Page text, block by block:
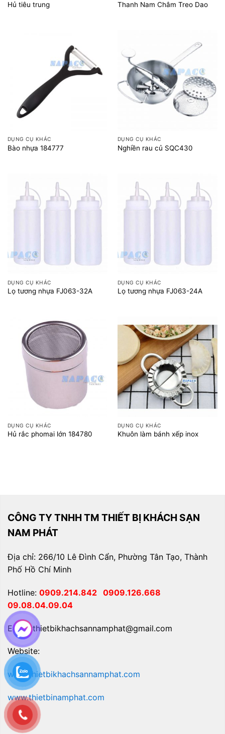
Hủ tiêu trung Thanh Nam Châm Treo Dao
DỤNG CỤ KHÁC
Bào nhựa 184777
DỤNG CỤ KHÁC
Nghiền rau củ SQC430
DỤNG CỤ KHÁC
Lọ tương nhựa FJ063-32A
DỤNG CỤ KHÁC
Lọ tương nhựa FJ063-24A
DỤNG CỤ KHÁC
Hủ rắc phomai lớn 184780
DỤNG CỤ KHÁC
Khuôn làm bánh xếp inox
CÔNG TY TNHH TM THIẾT BỊ KHÁCH SẠN
NAM PHÁT
Địa chỉ: 266/10 Lê Đình Cẩn, Phường Tân Tạo, Thành
Phố Hồ Chí Minh
Hotline: 0909.214.842 0909.126.668
09.08.04.09.04
Email: thietbikhachsannamphat@gmail.com
Website:
www.thietbikhachsannamphat.com
www.thietbinamphat.com